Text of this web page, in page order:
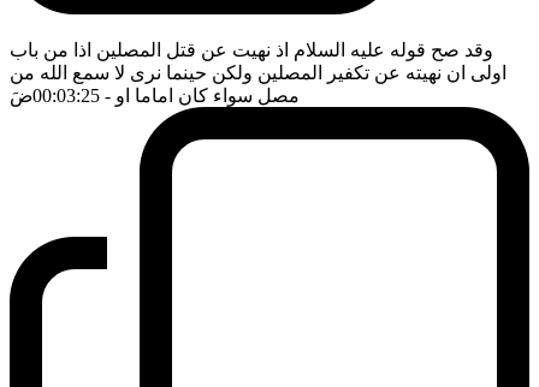
وقد صح قوله عليه السلام اذ نهيت عن قتل المصلين اذا من باب
اولى ان نهيته عن تكفير المصلين ولكن حينما نرى لا سمع الله من
مصل سواء كان اماما او - 00:03:25 ضَ